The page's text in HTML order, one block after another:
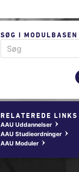
SØG I MODULBASEN
RELATEREDE LINKS
AAU Uddannelser w
AAU Studieordninger w
AAU Moduler w